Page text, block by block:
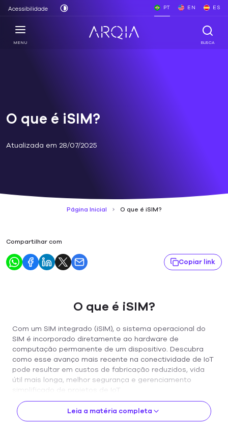
Acessibilidade PT EN ES
MENU BUSCA
O que é iSIM?
Atualizada em 28/07/2025
Página Inicial O que é iSIM?
Compartilhar com
Copiar link
O que é iSIM?
Com um SIM integrado (iSIM), o sistema operacional do
SIM é incorporado diretamente ao hardware de
computação permanente de um dispositivo. Descubra
como esse avanço mais recente na conectividade de IoT
pode resultar em custos de fabricação reduzidos, vida
útil mais longa, melhor segurança e gerenciamento
simplificado de projetos de IoT.
Um SIM programado (módulo de identidade do assinante)
contém todas as informações necessárias para que um
Leia a matéria completa